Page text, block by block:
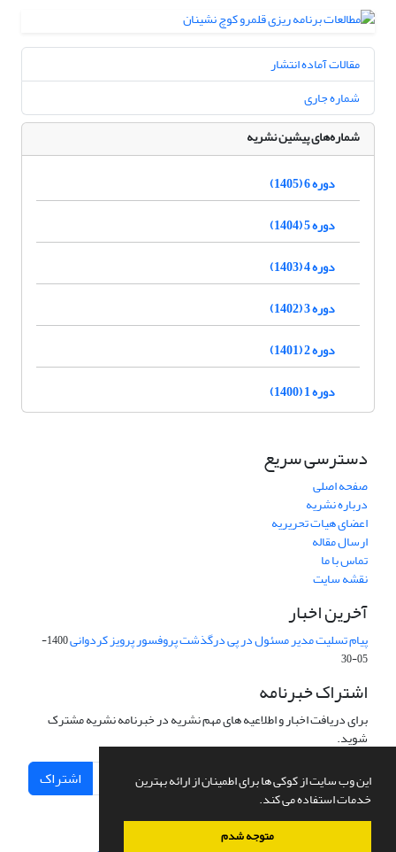
این وب سایت از کوکی ها برای اطمینان از ارائه بهترین
خدمات استفاده می کند.
متوجه شدم
مقالات آماده انتشار
شماره جاری
شماره‌های پیشین نشریه
دوره 6 (1405)
دوره 5 (1404)
دوره 4 (1403)
دوره 3 (1402)
دوره 2 (1401)
دوره 1 (1400)
دسترسی سریع
صفحه اصلی
درباره نشریه
اعضای هیات تحریریه
ارسال مقاله
تماس با ما
نقشه سایت
آخرین اخبار
پیام تسلیت مدیر مسئول در پی درگذشت پروفسور پرویز کردوانی
1400-
05-30
اشتراک خبرنامه
برای دریافت اخبار و اطلاعیه های مهم نشریه در خبرنامه نشریه مشترک
شوید.
اشتراک